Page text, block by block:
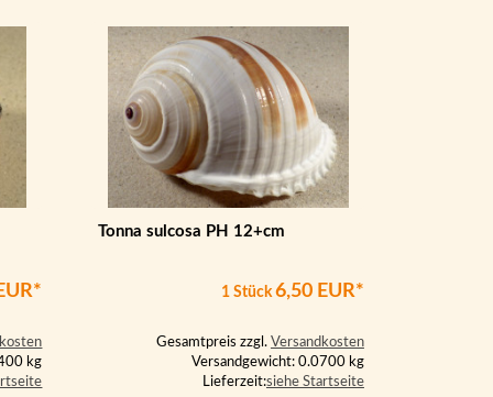
kg
Tonna sulcosa PH 12+cm
1 Stück6,50 EUR*
Gesamtpreis zzgl. Versandkosten
Versandgewicht: 0.0700 kg
Lieferzeit:siehe Startseite